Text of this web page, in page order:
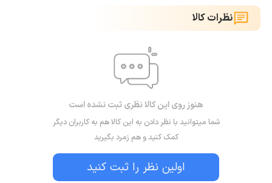
نظرات کالا
هنوز روی این کالا نظری ثبت نشده است
شما میتوانید با نظر دادن به این کالا هم به کاربران دیگر
کمک کنید و هم زمرد بگیرید
اولین نظر را ثبت کنید